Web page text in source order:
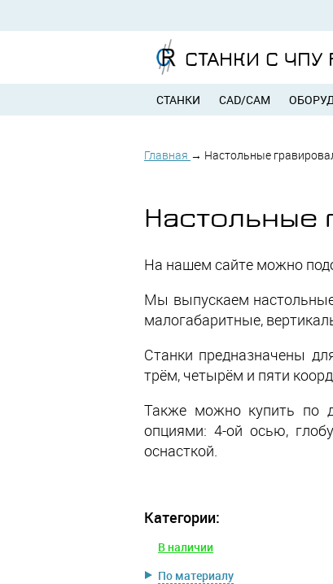
СТАНКИ С ЧПУ
СТАНКИ CAD/CAM
Главная → Настольные
Настольные
На нашем сайте можно
Мы выпускаем
малогабаритные,
Станки предназначены
трём, четырём и пяти
Также можно купить по
опциями: 4-ой осью,
оснасткой.
Категории:
В наличии
По материалу